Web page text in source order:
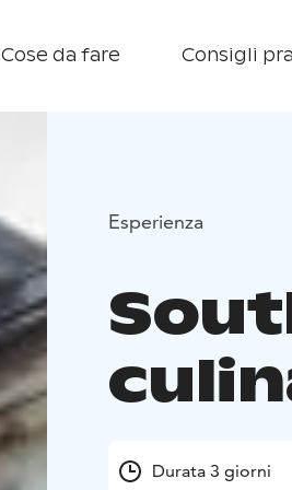
Cose da fare Consigli
Esperienza
Durata 3 giorni